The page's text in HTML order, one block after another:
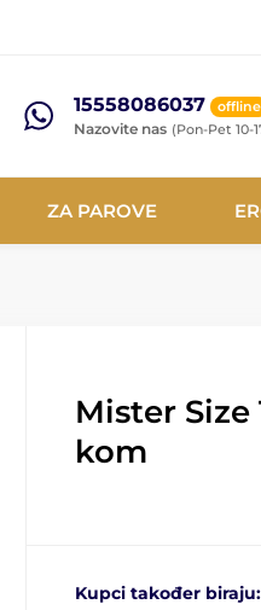
15558086037 offline
Nazovite nas (Pon-Pet 10-
ZA PAROVE
Mister
kom
Kupci također biraju: